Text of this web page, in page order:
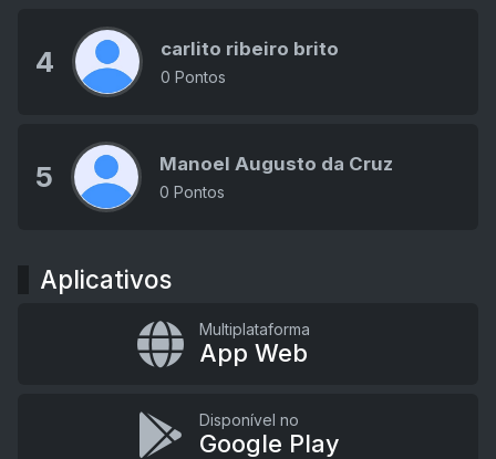
4 carlito ribeiro brito
0 Pontos
5 Manoel Augusto da Cruz
0 Pontos
Aplicativos
Multiplataforma
App Web
Disponível no
Google Play